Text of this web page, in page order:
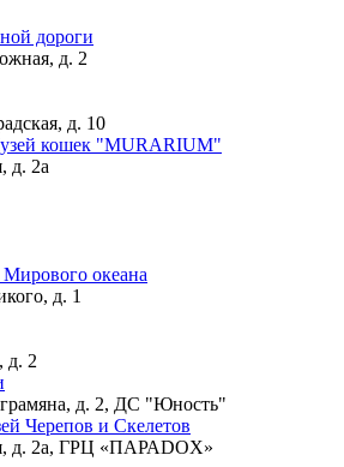
дороги
д. 2
д. 10
д. 2а
д. 1
д. 2
д. 2, ДС "Юность"
д. 2а, ГРЦ «ПАРАDOX»